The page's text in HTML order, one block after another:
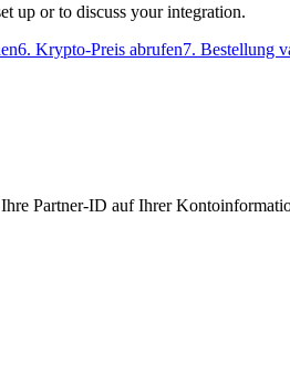
up or to discuss your integration.
6. Krypto-Preis abrufen7. Bestellung
Partner-ID auf Ihrer